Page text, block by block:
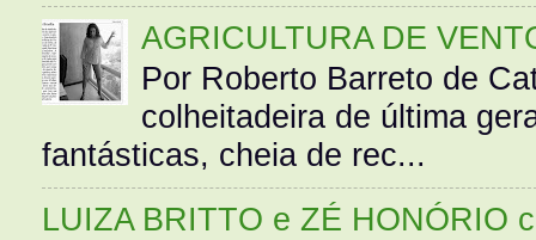
AGRICULTURA DE
Por Roberto Barreto de
colheitadeira de última
fantásticas, cheia de rec...
LUIZA BRITTO e ZÉ HONÓRIO